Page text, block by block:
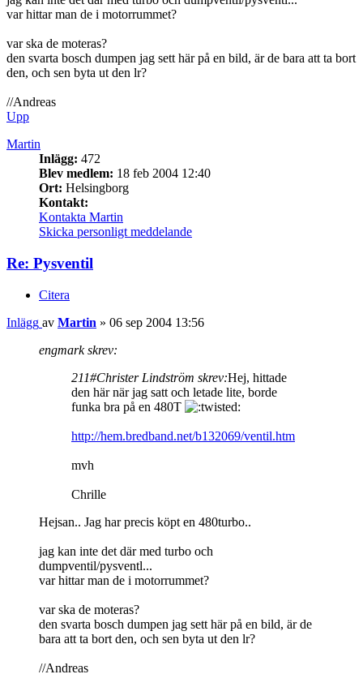
var hittar man de i motorrummet?
var ska de moteras?
den svarta bosch dumpen jag sett här på en bild, är de bara att ta bort
den, och sen byta ut den lr?
//Andreas
Upp
Martin
Inlägg: 472
Blev medlem: 18 feb 2004 12:40
Ort: Helsingborg
Kontakt:
Kontakta Martin
Skicka personligt meddelande
Re: Pysventil
Citera
Inlägg av Martin » 06 sep 2004 13:56
engmark skrev:
211#Christer Lindström skrev:Hej, hittade
den här när jag satt och letade lite, borde
funka bra på en 480T
http://hem.bredband.net/b132069/ventil.htm
mvh
Chrille
Hejsan.. Jag har precis köpt en 480turbo..
jag kan inte det där med turbo och
dumpventil/pysventl...
var hittar man de i motorrummet?
var ska de moteras?
den svarta bosch dumpen jag sett här på en bild, är de
bara att ta bort den, och sen byta ut den lr?
//Andreas